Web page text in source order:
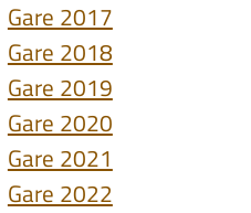
Gare 2017
Gare 2018
Gare 2019
Gare 2020
Gare 2021
Gare 2022